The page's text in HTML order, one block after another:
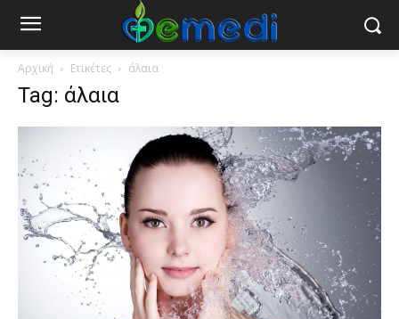
Αρχική Ετικέτες άλαια
Tag: άλαια